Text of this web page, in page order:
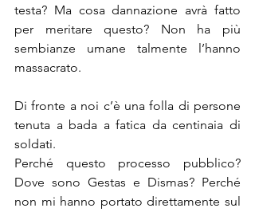
testa? Ma cosa dannazione avrà fatto
per meritare questo? Non ha più
sembianze umane talmente l’hanno
massacrato.
Di fronte a noi c’è una folla di persone
tenuta a bada a fatica da centinaia di
soldati.
Perché questo processo pubblico?
Dove sono Gestas e Dismas? Perché
non mi hanno portato direttamente sul